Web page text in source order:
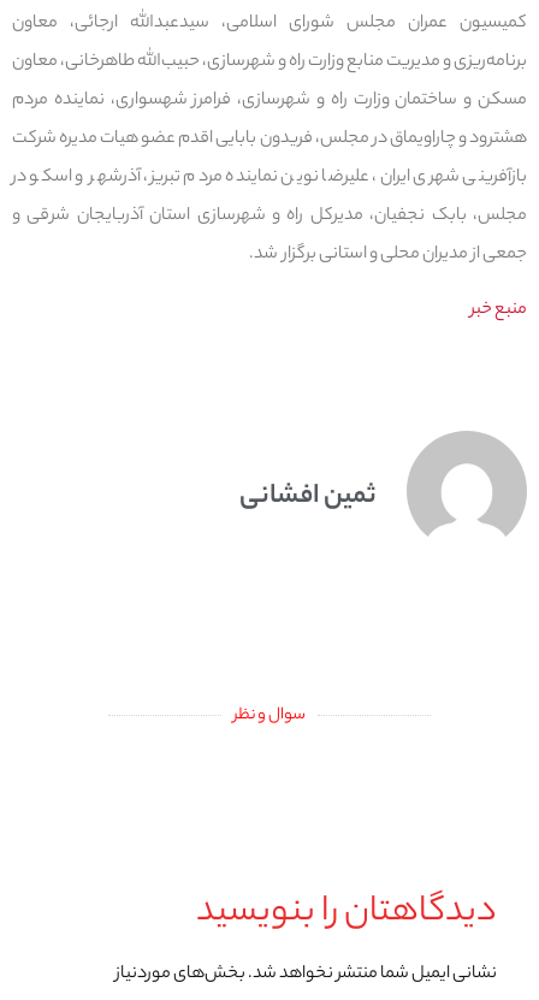
کمیسیون عمران مجلس شورای اسلامی، سیدعبدالله ارجائی، معاون
برنامه‌ریزی و مدیریت منابع وزارت راه و شهرسازی، حبیب‌الله طاهرخانی، معاون
مسکن و ساختمان وزارت راه و شهرسازی، فرامرز شهسواری، نماینده مردم
هشترود و چاراویماق در مجلس، فریدون بابایی اقدم عضو هیات مدیره شرکت
بازآفرینی شهری ایران، علیرضا نوین نماینده مردم تبریز، آذرشهر و اسکو در
مجلس، بابک نجفیان، مدیرکل راه و شهرسازی استان آذربایجان شرقی و
جمعی از مدیران محلی و استانی برگزار شد.
منبع خبر
ثمین افشانی
سوال و نظر
دیدگاهتان را بنویسید
نشانی ایمیل شما منتشر نخواهد شد.بخش‌های موردنیاز